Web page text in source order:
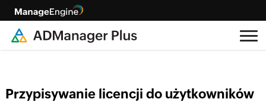
Przypisywanie licencji do użytkowników